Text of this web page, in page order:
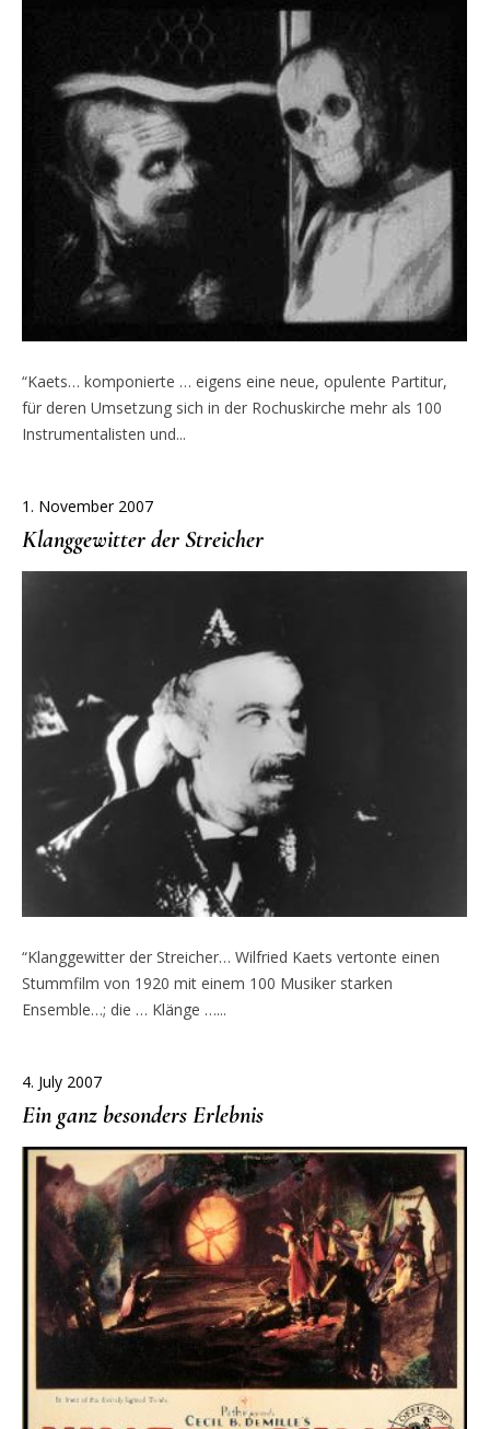
“Kaets… komponierte … eigens eine neue, opulente Partitur,
für deren Umsetzung sich in der Rochuskirche mehr als 100
Instrumentalisten und...
1. November 2007
Klanggewitter der Streicher
“Klanggewitter der Streicher… Wilfried Kaets vertonte einen
Stummfilm von 1920 mit einem 100 Musiker starken
Ensemble…; die … Klänge …...
4. July 2007
Ein ganz besonders Erlebnis